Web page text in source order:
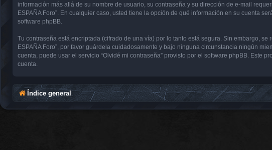
información más allá de su nombre de usuario, su contraseña y su dirección de e-mail
ESPAÑA Foro”. En cualquier caso, usted tiene la opción de qué información en su cuenta
software phpBB.
Tu contraseña está encriptada (cifrado de una vía) por lo tanto está segura. Sin embargo,
ESPAÑA Foro”, por favor guárdela cuidadosamente y bajo ninguna circunstancia ningún
cuenta, puede usar el servicio “Olvidé mi contraseña” provisto por el software phpBB. Este
cuenta.
Índice general